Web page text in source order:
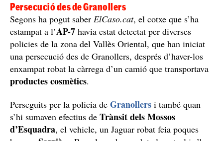
Persecució des de Granollers
Segons ha pogut saber ElCaso.cat, el cotxe que s’ha
estampat a l’AP-7 havia estat detectat per diverses
policies de la zona del Vallès Oriental, que han iniciat
una persecució des de Granollers, després d’haver-los
enxampat robat la càrrega d’un camió que transportava
productes cosmètics.